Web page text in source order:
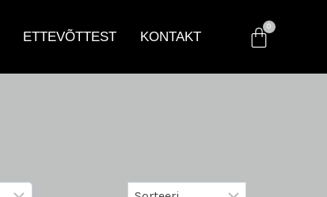
ETTEVÕTTEST KONTAKT